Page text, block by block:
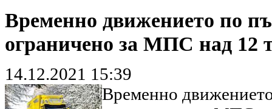
Временно движението по
ограничено за МПС над 12
14.12.2021 15:39
Временно